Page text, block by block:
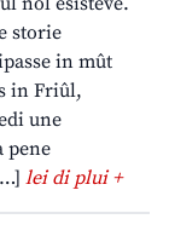
storie
in mût
in Friûl,
une
pene
lei di plui +